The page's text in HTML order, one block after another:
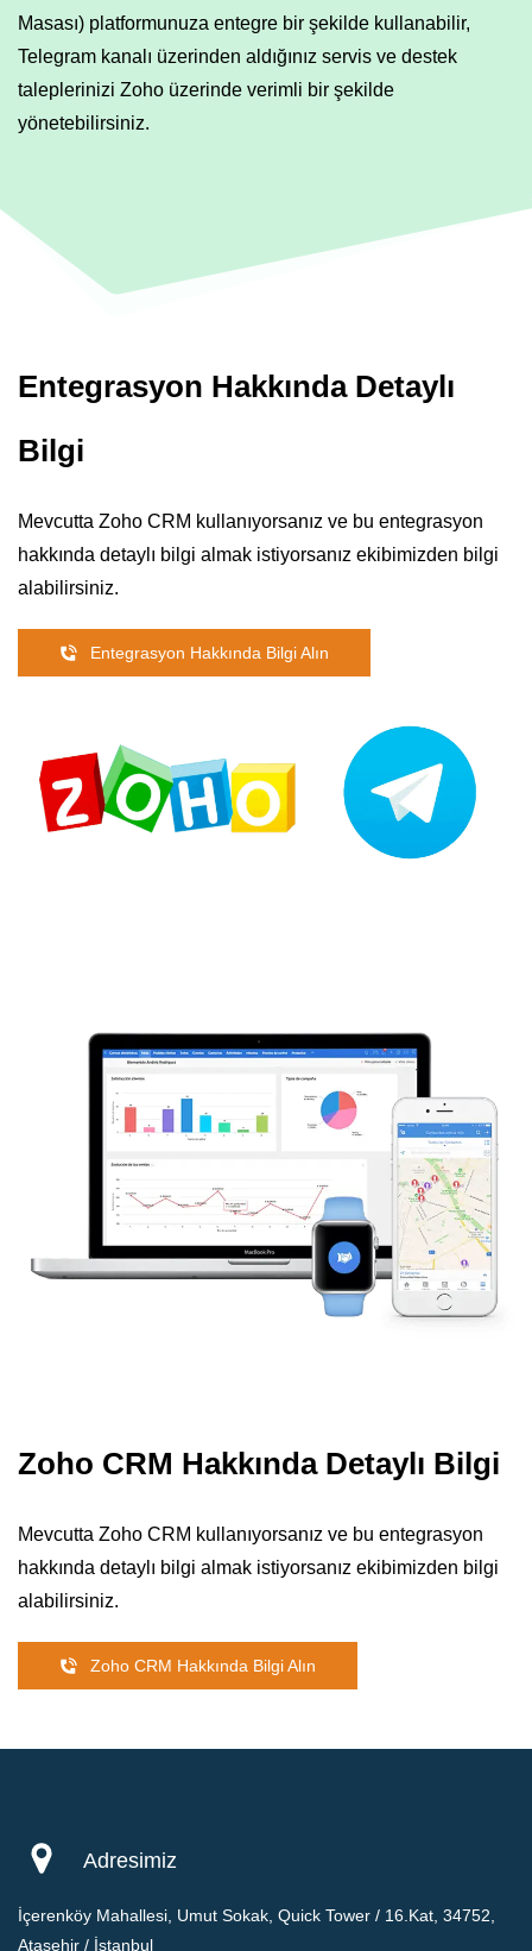
Masası) platformunuza entegre bir şekilde kullanabilir,
Telegram kanalı üzerinden aldığınız servis ve destek
taleplerinizi Zoho üzerinde verimli bir şekilde
yönetebilirsiniz.
Entegrasyon Hakkında Detaylı
Bilgi
Mevcutta Zoho CRM kullanıyorsanız ve bu entegrasyon
hakkında detaylı bilgi almak istiyorsanız ekibimizden bilgi
alabilirsiniz.
Entegrasyon Hakkında Bilgi Alın
Zoho CRM Hakkında Detaylı Bilgi
Mevcutta Zoho CRM kullanıyorsanız ve bu entegrasyon
hakkında detaylı bilgi almak istiyorsanız ekibimizden bilgi
alabilirsiniz.
Zoho CRM Hakkında Bilgi Alın
Adresimiz
İçerenköy Mahallesi, Umut Sokak, Quick Tower / 16.Kat, 34752,
Ataşehir / İstanbul